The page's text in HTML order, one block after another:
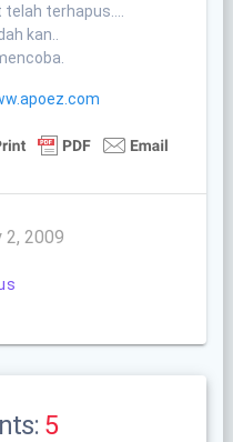
terhapus….
kan..
2, 2009
5